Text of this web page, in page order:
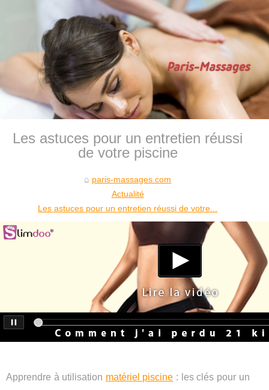
Les astuces pour un entretien réussi
de votre piscine
paris-massages.com
Actualité
Les astuces pour un entretien réussi de votre...
Apprendre à utilisation matériel piscine : les clés pour un